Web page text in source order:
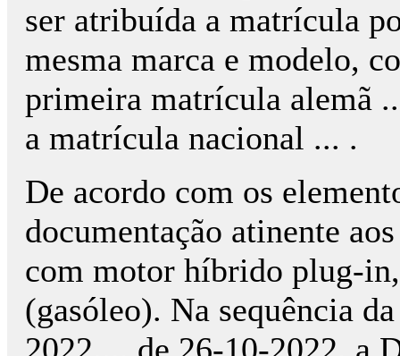
ser atribuída a matrícula
mesma marca e modelo,
primeira matrícula alemã
a matrícula nacional ... .
De acordo com os
documentação atinente
com motor híbrido plug-
(gasóleo). Na sequência